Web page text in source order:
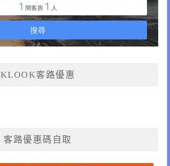
KLOOK客路優惠
客路優惠碼自取